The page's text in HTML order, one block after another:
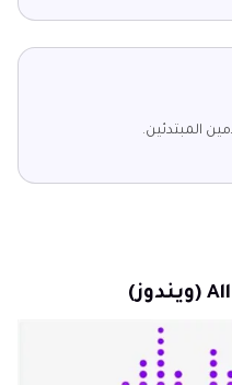
المبتدئين.